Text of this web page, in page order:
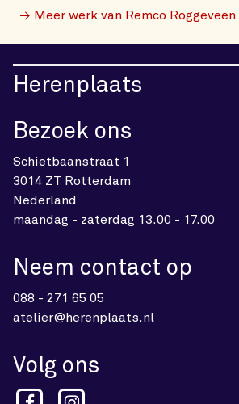
→ Meer werk van Remco Roggeveen
Herenplaats
Bezoek ons
Schietbaanstraat 1
3014 ZT Rotterdam
Nederland
maandag - zaterdag 13.00 - 17.00
Neem contact op
088 - 271 65 05
atelier@herenplaats.nl
Volg ons